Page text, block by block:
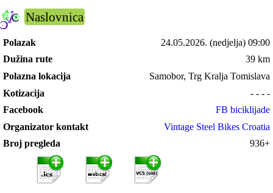
Naslovnica
Polazak 24.05.2026. (nedjelja) 09:00
Dužina rute
39 km
Polazna lokacija
Samobor, Trg Kralja Tomislava
Kotizacija
- - - -
Facebook
FB biciklijade
Organizator kontakt
Vintage Steel Bikes Croatia
Broj pregleda
936+